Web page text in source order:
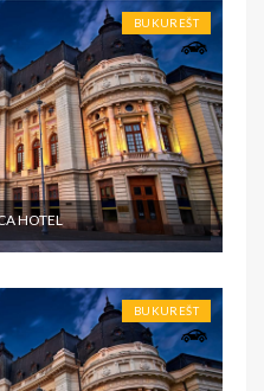
BUKUREŠT
HOTEL
BUKUREŠT